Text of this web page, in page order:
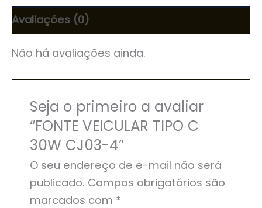
Avaliações (0)
Não há avaliações ainda.
Seja o primeiro a avaliar
“FONTE VEICULAR TIPO C
30W CJ03-4”
O seu endereço de e-mail não será
publicado. Campos obrigatórios são
marcados com *